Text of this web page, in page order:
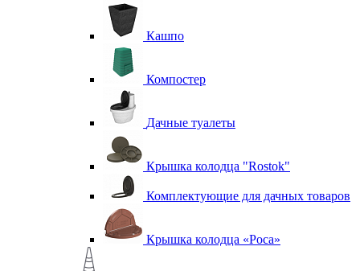
Кашпо
Компостер
Дачные туалеты
Крышка колодца "Rostok"
Комплектующие для дачных товаров
Крышка колодца «Роса»